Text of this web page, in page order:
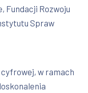
Fundacji Rozwoju
Spraw
w ramach